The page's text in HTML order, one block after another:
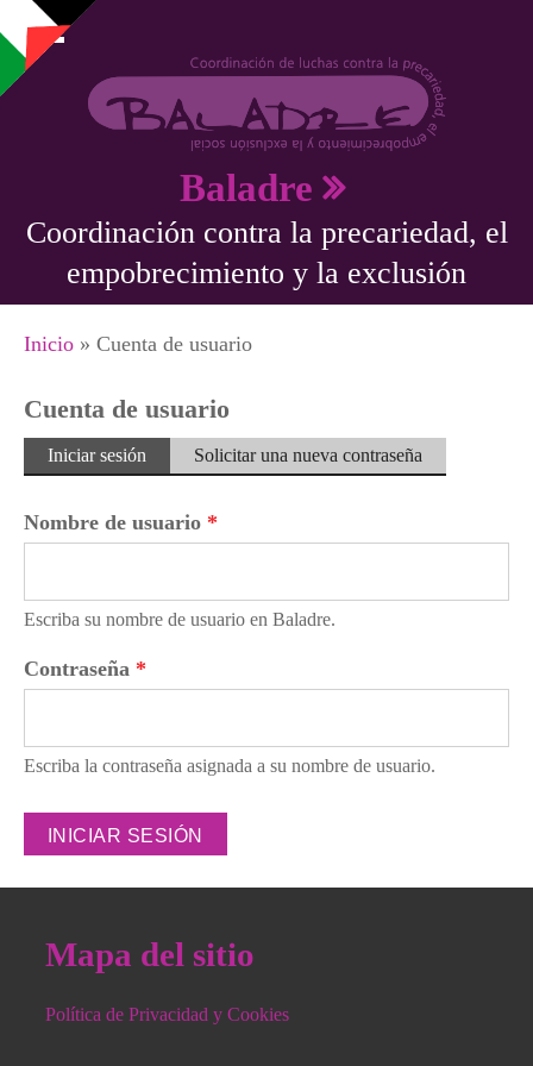
Pasar al contenido principal
Baladre
Coordinación contra la precariedad, el
empobrecimiento y la exclusión
Se encuentra usted aquí
Inicio » Cuenta de usuario
Cuenta de usuario
Solapas principales
Iniciar sesión (solapaSolicitar una nueva contraseña
Nombre de usuario *
Escriba su nombre de usuario en Baladre.
Contraseña *
Escriba la contraseña asignada a su nombre de usuario.
Mapa del sitio
Política de Privacidad y Cookies